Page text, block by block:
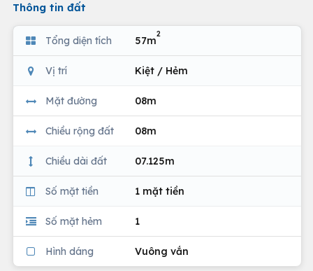
Thông tin đất
Tổng diện tích 57m
2
Vị trí Kiệt / Hẻm
Mặt đường 08m
Chiều rộng đất 08m
Chiều dài đất 07.125m
Số mặt tiền 1 mặt tiền
Số mặt hẻm 1
Hình dáng Vuông vắn